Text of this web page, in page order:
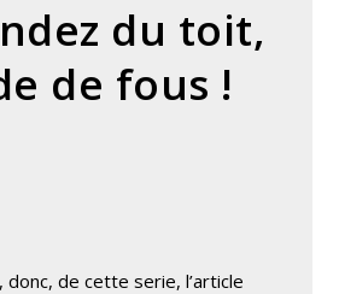
du toit,
de fous !
de cette serie, l’article